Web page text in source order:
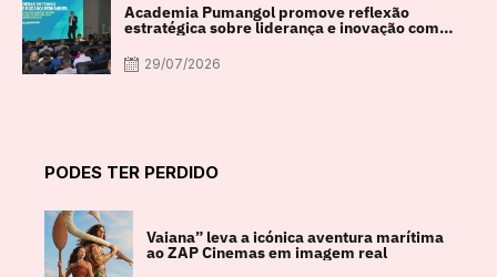
Academia Pumangol promove reflexão
estratégica sobre liderança e inovação com
especialista internacional Nadim Habib
29/07/2026
PODES TER PERDIDO
Vaiana” leva a icónica aventura marítima
ao ZAP Cinemas em imagem real